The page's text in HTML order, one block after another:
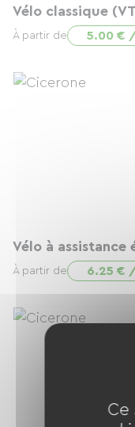
Vélo classique
À partir de 5.00 €
Vélo à assistance
À partir de 6.25 €
Ce